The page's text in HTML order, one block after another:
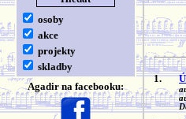
osoby
akce
projekty
skladby
Agadir na facebooku:
1.